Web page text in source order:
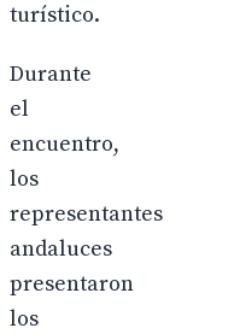
turístico.
Durante
el
encuentro,
los
representantes
andaluces
presentaron
los